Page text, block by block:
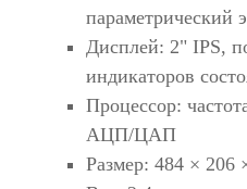
параметрический
Дисплей: 2" IPS,
индикаторов
Процессор:
АЦП/ЦАП
Размер: 484 × 206